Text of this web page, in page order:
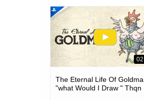
The Eternal Life Of
"what Would I Draw " Thqn